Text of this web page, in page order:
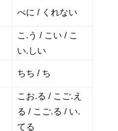
べに / くれない
こ.う / こい / こ
い.しい
ちち / ち
こお.る / こご.え
る / こご.る / い.
てる